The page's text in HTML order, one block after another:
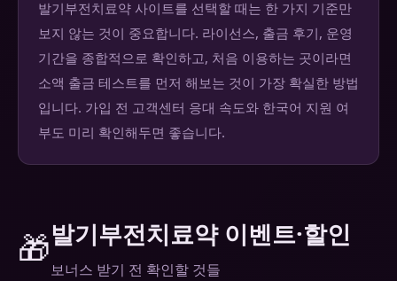
발기부전치료약 사이트를 선택할 때는 한 가지 기준만
보지 않는 것이 중요합니다. 라이선스, 출금 후기, 운영
기간을 종합적으로 확인하고, 처음 이용하는 곳이라면
소액 출금 테스트를 먼저 해보는 것이 가장 확실한 방법
입니다. 가입 전 고객센터 응대 속도와 한국어 지원 여
부도 미리 확인해두면 좋습니다.
🎁발기부전치료약 이벤트·할인
보너스 받기 전 확인할 것들